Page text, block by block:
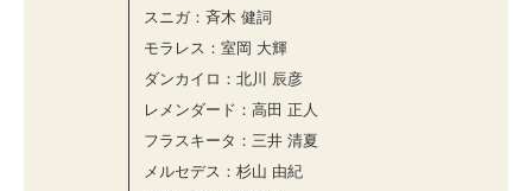
スニガ：⻫⽊ 健詞
モラレス：室岡 ⼤輝
ダンカイロ：北川 ⾠彦
レメンダード：⾼⽥ 正⼈
フラスキータ：三井 清夏
メルセデス：杉⼭ 由紀